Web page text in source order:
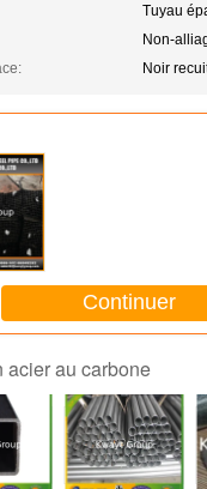
Tuyau
Non-
Noir
Continuer
acier au carbone